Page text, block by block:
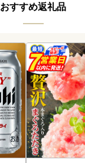
おすすめ返礼品